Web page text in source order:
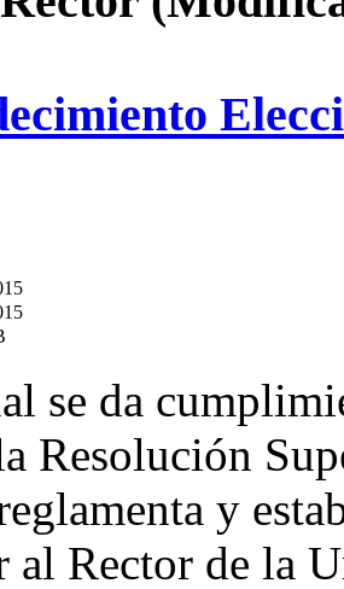
se da
Resolución
y
al Rector de la